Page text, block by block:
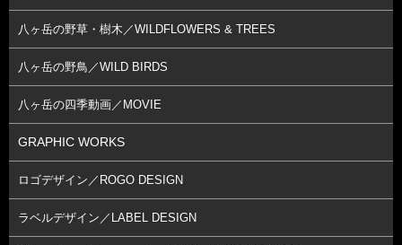
八ヶ岳の野草・樹木／WILDFLOWERS & TREES
八ヶ岳の野鳥／WILD BIRDS
八ヶ岳の四季動画／MOVIE
GRAPHIC WORKS
ロゴデザイン／ROGO DESIGN
ラベルデザイン／LABEL DESIGN